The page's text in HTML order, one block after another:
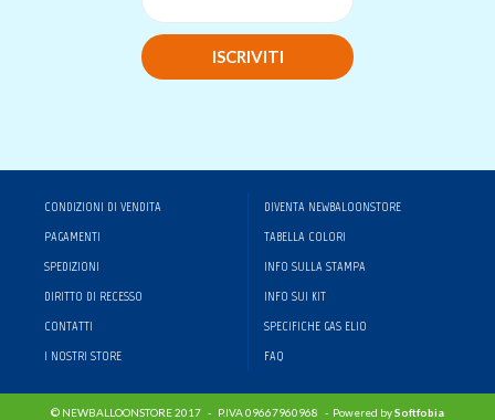
ISCRIVITI
CONDIZIONI DI VENDITA
PAGAMENTI
SPEDIZIONI
DIRITTO DI RECESSO
CONTATTI
I NOSTRI STORE
DIVENTA NEWBALOONSTORE
TABELLA COLORI
INFO SULLA STAMPA
INFO SUI KIT
SPECIFICHE GAS ELIO
FAQ
© NEWBALLOONSTORE 2017 - P.IVA 09667960968 - Powered bySoftfobia